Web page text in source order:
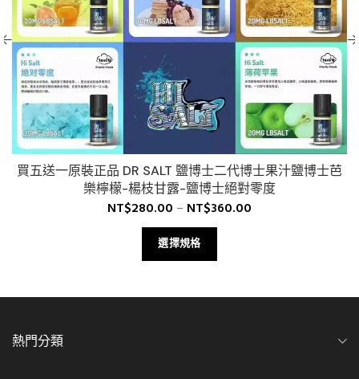
買五送一原裝正品 DR SALT 鹽博士二代博士果汁鹽博士芭
樂檸檬-楊枝甘露-鹽博士絕對零度
NT$280.00 – NT$360.00
選擇規格
熱門分類